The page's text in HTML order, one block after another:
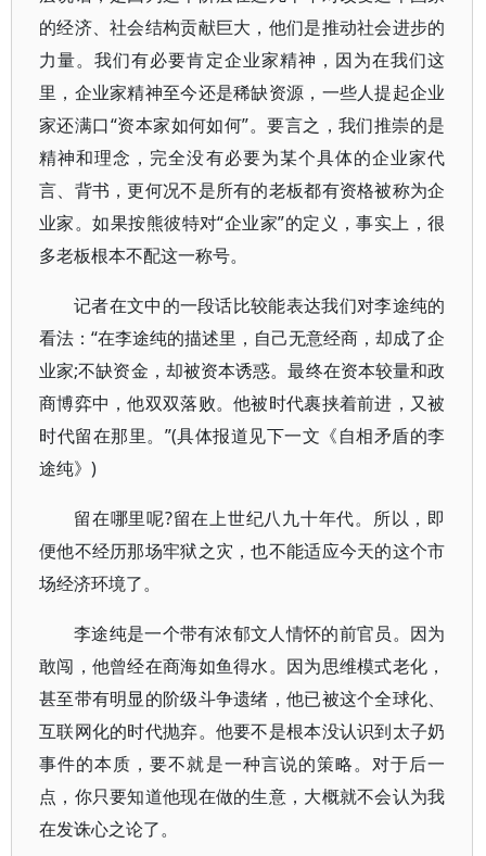
的经济、社会结构贡献巨大，他们是推动社会进步的
力量。我们有必要肯定企业家精神，因为在我们这
里，企业家精神至今还是稀缺资源，一些人提起企业
家还满口“资本家如何如何”。要言之，我们推崇的是
精神和理念，完全没有必要为某个具体的企业家代
言、背书，更何况不是所有的老板都有资格被称为企
业家。如果按熊彼特对“企业家”的定义，事实上，很
多老板根本不配这一称号。
记者在文中的一段话比较能表达我们对李途纯的
看法：“在李途纯的描述里，自己无意经商，却成了企
业家;不缺资金，却被资本诱惑。最终在资本较量和政
商博弈中，他双双落败。他被时代裹挟着前进，又被
时代留在那里。”(具体报道见下一文《自相矛盾的李
途纯》)
留在哪里呢?留在上世纪八九十年代。所以，即
便他不经历那场牢狱之灾，也不能适应今天的这个市
场经济环境了。
李途纯是一个带有浓郁文人情怀的前官员。因为
敢闯，他曾经在商海如鱼得水。因为思维模式老化，
甚至带有明显的阶级斗争遗绪，他已被这个全球化、
互联网化的时代抛弃。他要不是根本没认识到太子奶
事件的本质，要不就是一种言说的策略。对于后一
点，你只要知道他现在做的生意，大概就不会认为我
在发诛心之论了。